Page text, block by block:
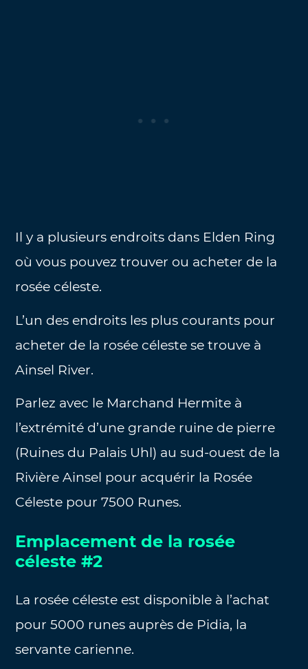
Il y a plusieurs endroits dans Elden Ring
où vous pouvez trouver ou acheter de la
rosée céleste.
L’un des endroits les plus courants pour
acheter de la rosée céleste se trouve à
Ainsel River.
Parlez avec le Marchand Hermite à
l’extrémité d’une grande ruine de pierre
(Ruines du Palais Uhl) au sud-ouest de la
Rivière Ainsel pour acquérir la Rosée
Céleste pour 7500 Runes.
Emplacement de la rosée
céleste #2
La rosée céleste est disponible à l’achat
pour 5000 runes auprès de Pidia, la
servante carienne.